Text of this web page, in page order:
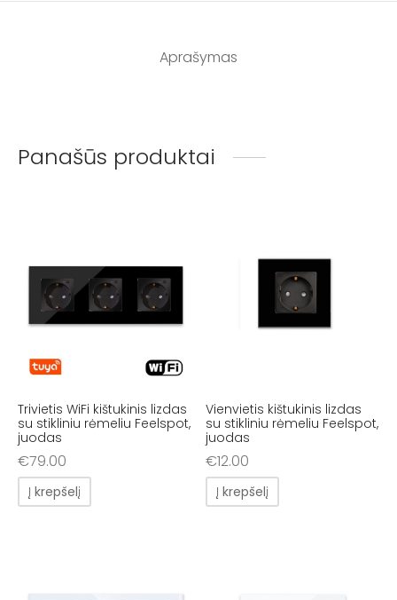
Aprašymas
Panašūs produktai
Trivietis WiFi kištukinis lizdas
su stikliniu rėmeliu Feelspot,
juodas
€79.00
Į krepšelį
Vienvietis kištukinis lizdas
su stikliniu rėmeliu Feelspot,
juodas
€12.00
Į krepšelį